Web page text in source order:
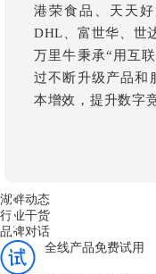
港荣食品、天天
DHL、富世华、世
万里牛秉承“用互
过不断升级产品和
本增效，提升数字
湖畔动态
行业干货
品牌对话
全线产品免费试用